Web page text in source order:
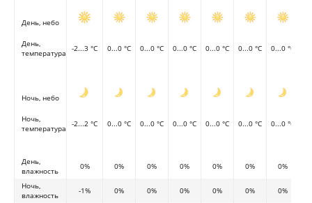
День, небо
День,
температура
-2...3 °C 0...0 °C 0...0 °C 0...0 °C 0...0 °C 0...0 °C 0...0 °C
Ночь, небо
Ночь,
температура
-2...2 °C 0...0 °C 0...0 °C 0...0 °C 0...0 °C 0...0 °C 0...0 °C
День,
влажность
0% 0% 0% 0% 0% 0%
0%
Ночь,
влажность
-1% 0% 0% 0% 0% 0%
0%